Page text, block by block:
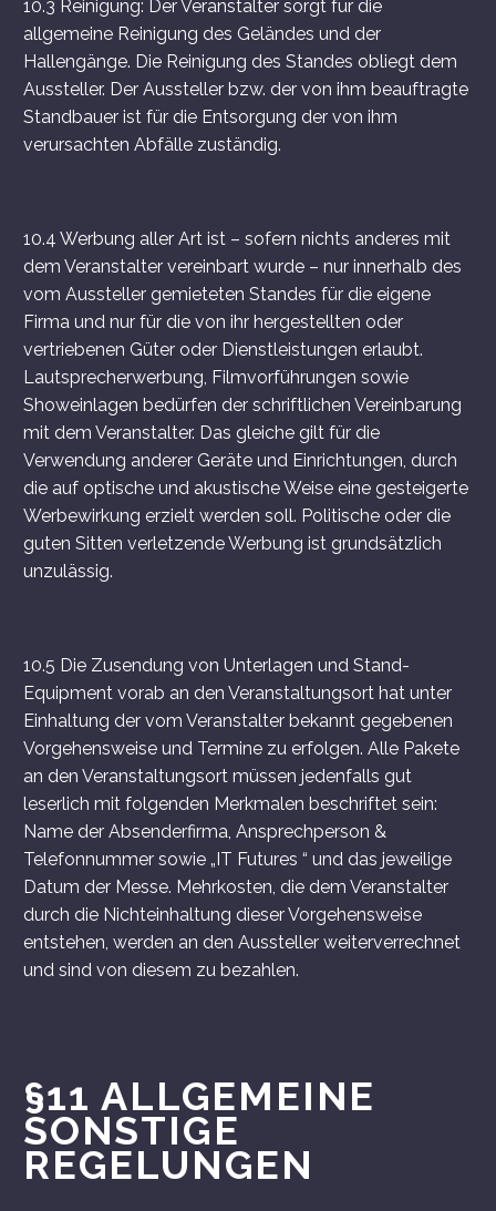
10.3 Reinigung: Der Veranstalter sorgt für die
allgemeine Reinigung des Geländes und der
Hallengänge. Die Reinigung des Standes obliegt dem
Aussteller. Der Aussteller bzw. der von ihm beauftragte
Standbauer ist für die Entsorgung der von ihm
verursachten Abfälle zuständig.
10.4 Werbung aller Art ist – sofern nichts anderes mit
dem Veranstalter vereinbart wurde – nur innerhalb des
vom Aussteller gemieteten Standes für die eigene
Firma und nur für die von ihr hergestellten oder
vertriebenen Güter oder Dienstleistungen erlaubt.
Lautsprecherwerbung, Filmvorführungen sowie
Showeinlagen bedürfen der schriftlichen Vereinbarung
mit dem Veranstalter. Das gleiche gilt für die
Verwendung anderer Geräte und Einrichtungen, durch
die auf optische und akustische Weise eine gesteigerte
Werbewirkung erzielt werden soll. Politische oder die
guten Sitten verletzende Werbung ist grundsätzlich
unzulässig.
10.5 Die Zusendung von Unterlagen und Stand-
Equipment vorab an den Veranstaltungsort hat unter
Einhaltung der vom Veranstalter bekannt gegebenen
Vorgehensweise und Termine zu erfolgen. Alle Pakete
an den Veranstaltungsort müssen jedenfalls gut
leserlich mit folgenden Merkmalen beschriftet sein:
Name der Absenderfirma, Ansprechperson &
Telefonnummer sowie „IT Futures “ und das jeweilige
Datum der Messe. Mehrkosten, die dem Veranstalter
durch die Nichteinhaltung dieser Vorgehensweise
entstehen, werden an den Aussteller weiterverrechnet
und sind von diesem zu bezahlen.
§11 ALLGEMEINE
SONSTIGE
REGELUNGEN